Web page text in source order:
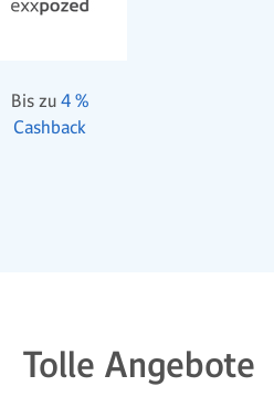
Bis zu 4 %
Cashback
Tolle Angebote